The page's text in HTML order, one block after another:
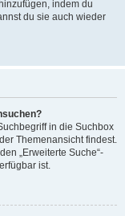
indem du
du sie auch wieder
in die Suchbox
Themenansicht findest.
„Erweiterte Suche“-
ist.